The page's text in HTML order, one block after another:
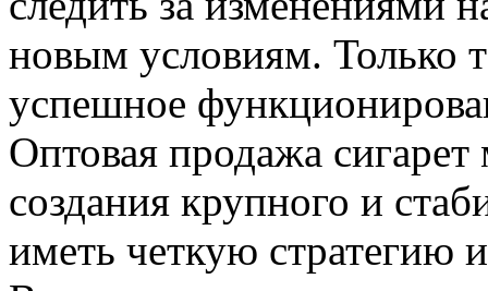
новым условиям. Только
успешное
Оптовая продажа
создания крупного и
иметь четкую стратегию